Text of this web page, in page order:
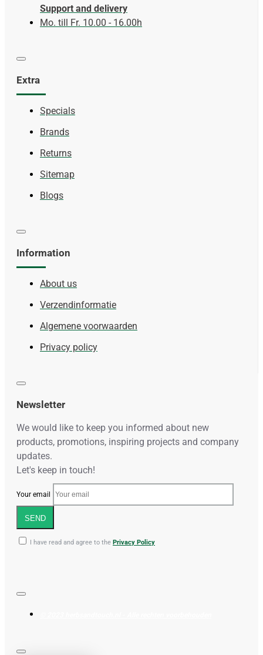
Support and delivery
Mo. till Fr. 10.00 - 16.00h
Extra
Specials
Brands
Returns
Sitemap
Blogs
Information
About us
Verzendinformatie
Algemene voorwaarden
Privacy policy
Newsletter
We would like to keep you informed about new
products, promotions, inspiring projects and company
updates.
Let's keep in touch!
Your email
SEND
I have read and agree to the Privacy Policy